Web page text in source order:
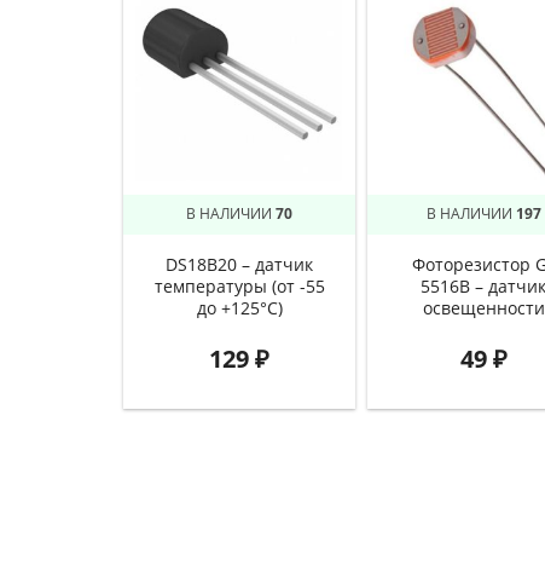
В НАЛИЧИИ 70
DS18B20 – датчик
температуры (от -55
до +125°C)
129₽
В НАЛИЧИИ 197
Фоторезистор
5516B – датчик
освещенности
49₽